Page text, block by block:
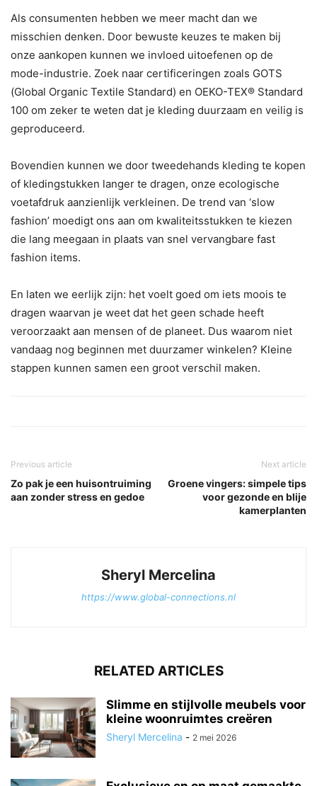
Als consumenten hebben we meer macht dan we
misschien denken. Door bewuste keuzes te maken bij
onze aankopen kunnen we invloed uitoefenen op de
mode-industrie. Zoek naar certificeringen zoals GOTS
(Global Organic Textile Standard) en OEKO-TEX® Standard
100 om zeker te weten dat je kleding duurzaam en veilig is
geproduceerd.
Bovendien kunnen we door tweedehands kleding te kopen
of kledingstukken langer te dragen, onze ecologische
voetafdruk aanzienlijk verkleinen. De trend van ‘slow
fashion’ moedigt ons aan om kwaliteitsstukken te kiezen
die lang meegaan in plaats van snel vervangbare fast
fashion items.
En laten we eerlijk zijn: het voelt goed om iets moois te
dragen waarvan je weet dat het geen schade heeft
veroorzaakt aan mensen of de planeet. Dus waarom niet
vandaag nog beginnen met duurzamer winkelen? Kleine
stappen kunnen samen een groot verschil maken.
Previous article
Zo pak je een huisontruiming
aan zonder stress en gedoe
Next article
Groene vingers: simpele tips
voor gezonde en blije
kamerplanten
Sheryl Mercelina
https://www.global-connections.nl
RELATED ARTICLES
Slimme en stijlvolle meubels voor
kleine woonruimtes creëren
Sheryl Mercelina - 2 mei 2026